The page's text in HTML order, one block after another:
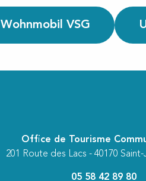
Wohnmobil VSG
Office de Tourisme
201 Route des Lacs - 40170
05 58 42 89 80